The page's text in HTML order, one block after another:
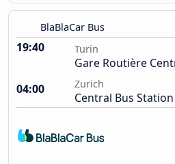
BlaBlaCar Bus
19:40 Turin
Gare Routière
04:00
Zurich
Central Bus